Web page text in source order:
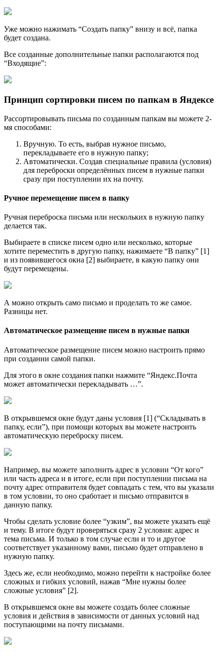
Уже можно нажимать “Создать папку” внизу и всё, папка
будет создана.
Все созданные дополнительные папки располагаются под
“Входящие”:
Принцип сортировки писем по папкам в Яндексе
Рассортировывать письма по созданным папкам вы можете 2-
мя способами:
Вручную. То есть, выбрав нужное письмо,
перекладываете его в нужную папку;
Автоматически. Создав специальные правила (условия)
для переброски определённых писем в нужные папки
сразу при поступлении их на почту.
Ручное перемещение писем в папку
Ручная переброска письма или нескольких в нужную папку
делается так.
Выбираете в списке писем одно или несколько, которые
хотите переместить в другую папку, нажимаете “В папку” [1]
и из появившегося окна [2] выбираете, в какую папку они
будут перемещены.
А можно открыть само письмо и проделать то же самое.
Разницы нет.
Автоматическое размещение писем в нужные папки
Автоматическое размещение писем можно настроить прямо
при создании самой папки.
Для этого в окне создания папки нажмите “Яндекс.Почта
может автоматически перекладывать …”.
В открывшемся окне будут даны условия [1] (“Складывать в
папку, если”), при помощи которых вы можете настроить
автоматическую переброску писем.
Например, вы можете заполнить адрес в условии “От кого”
или часть адреса и в итоге, если при поступлении письма на
почту адрес отправителя будет совпадать с тем, что вы указали
в том условии, то оно сработает и письмо отправится в
данную папку.
Чтобы сделать условие более “узким”, вы можете указать ещё
и тему. В итоге будут проверяться сразу 2 условия: адрес и
тема письма. И только в том случае если и то и другое
соответствует указанному вами, письмо будет отправлено в
нужную папку.
Здесь же, если необходимо, можно перейти к настройке более
сложных и гибких условий, нажав “Мне нужны более
сложные условия” [2].
В открывшемся окне вы можете создать более сложные
условия и действия в зависимости от данных условий над
поступающими на почту письмами.